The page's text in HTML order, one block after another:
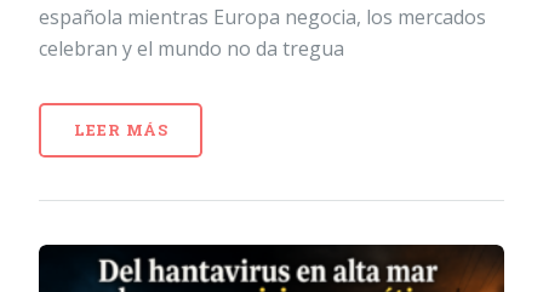
española mientras Europa negocia, los mercados
celebran y el mundo no da tregua
LEER MÁS